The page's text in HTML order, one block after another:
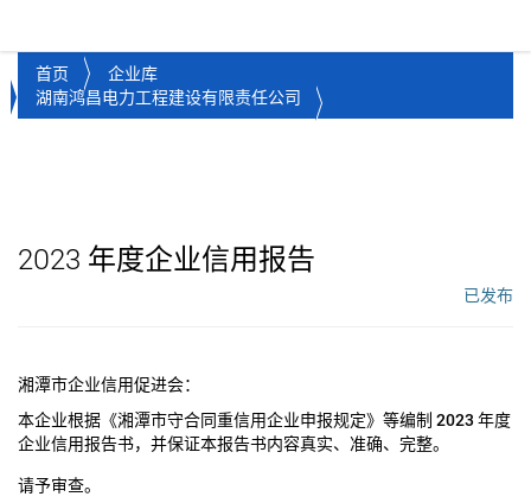
首页
企业库
湖南鸿昌电力工程建设有限责任公司
2023 年度企业信用报告
已发布
湘潭市企业信用促进会：
本企业根据《湘潭市守合同重信用企业申报规定》等编制 2023 年度
企业信用报告书，并保证本报告书内容真实、准确、完整。
请予审查。